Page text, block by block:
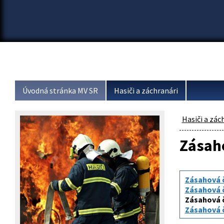
Úvodná stránka MV SR Hasiči a záchranári
Hasiči a
Zásahová
Zásahová
Zásahová
Zásahová